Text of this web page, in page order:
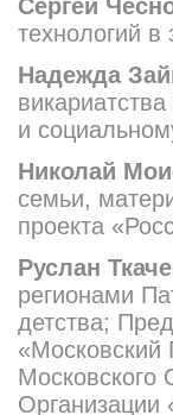
Сергей
технологий
Надежда
и
Николай
семьи,
проекта
Руслан
регионами
детства;
«Московский
Московского
Организации